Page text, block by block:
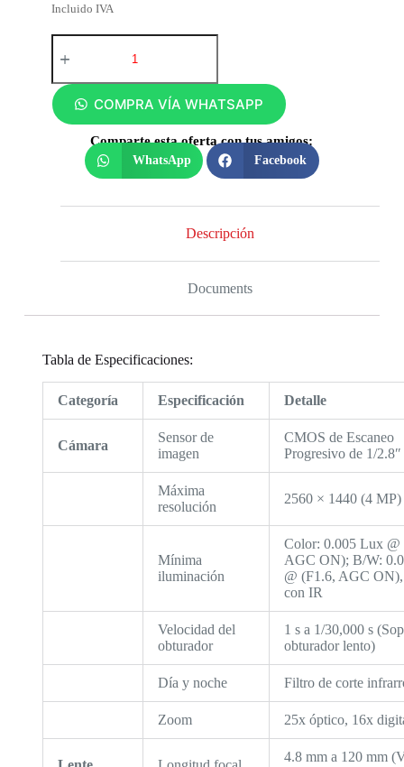
Incluido IVA
COMPRA VÍA WHATSAPP
Comparte esta oferta con tus amigos:
WhatsApp Facebook
Descripción
Documents
Tabla de Especificaciones:
Categoría Especificación Detalle
Cámara
Sensor de
imagen
CMOS de Escaneo
Progresivo de 1/2.8″
Máxima
resolución
2560 × 1440 (4 MP)
Mínima
iluminación
Color: 0.005 Lux @
AGC ON); B/W:
@ (F1.6, AGC
con IR
Velocidad del
obturador
1 s a 1/30,000 s
obturador lento)
Día y noche Filtro de corte
Zoom 25x óptico, 16x
4.8 mm a 120 mm